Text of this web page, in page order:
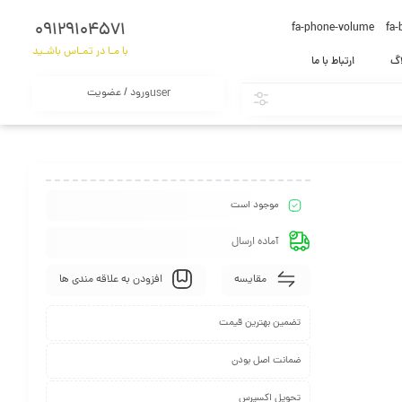
fa-
fa-phone-volume
ارتباط با ما
09129104571
با مـا در تمـاس باشـید
userورود / عضویت
موجود است
آماده ارسال
مقایسه افزودن به علاقه مندی ها
تضمین بهترین قیمت
ضمانت اصل بودن
تحویل اکسپرس